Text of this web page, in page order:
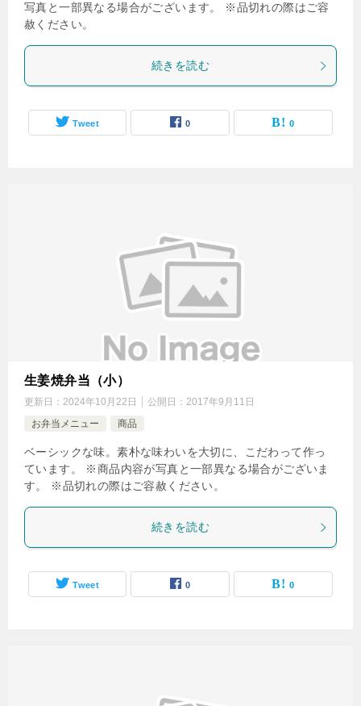
写真と一部異なる場合がございます。 ※品切れの際はご容
赦ください。
続きを読む
Tweet 0 0
生姜焼弁当（小）
更新日： 2024年10月22日 公開日： 2017年9月11日
お弁当メニュー
商品
ベーシックな味。素朴な味わいを大切に、こだわって作っ
ています。 ※商品内容が写真と一部異なる場合がございま
す。 ※品切れの際はご容赦ください。
続きを読む
Tweet 0 0